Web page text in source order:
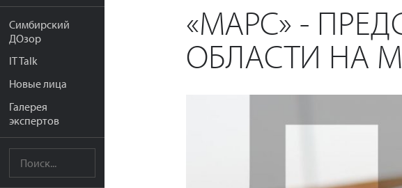
Симбирский
ДОзор
IT Talk
Новые лица
Галерея
экспертов
«МАРС» -
ОБЛАСТИ НА